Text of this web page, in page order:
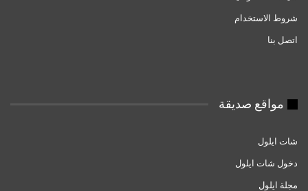
شروط الاستخدام
اتصل بنا
مواقع صديقة
شات ايلول
دخول شات ايلول
مجلة ايلول